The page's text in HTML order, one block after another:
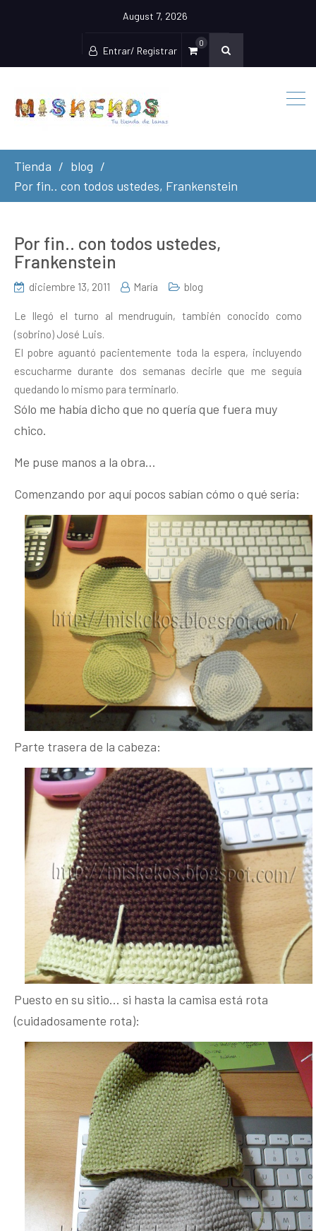
August 7, 2026
Entrar/ Registrar
0
Tienda
blog
Por fin.. con todos ustedes, Frankenstein
Por fin.. con todos ustedes,
Frankenstein
diciembre 13, 2011 María blog
Le llegó el turno al mendruguín, también conocido como
(sobrino) José Luis.
El pobre aguantó pacientemente toda la espera, incluyendo
escucharme durante dos semanas decirle que me seguía
quedando lo mismo para terminarlo.
Sólo me había dicho que no quería que fuera muy
chico.
Me puse manos a la obra…
Comenzando por aquí pocos sabían cómo o qué sería:
Parte trasera de la cabeza:
Puesto en su sitio… si hasta la camisa está rota
(cuidadosamente rota):